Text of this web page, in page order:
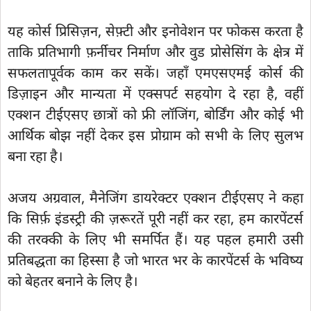
यह कोर्स प्रिसिज़न, सेफ़्टी और इनोवेशन पर फोकस करता है
ताकि प्रतिभागी फ़र्नीचर निर्माण और वुड प्रोसेसिंग के क्षेत्र में
सफलतापूर्वक काम कर सकें। जहाँ एमएसएमई कोर्स की
डिज़ाइन और मान्यता में एक्सपर्ट सहयोग दे रहा है, वहीं
एक्शन टीईएसए छात्रों को फ्री लॉजिंग, बोर्डिंग और कोई भी
आर्थिक बोझ नहीं देकर इस प्रोग्राम को सभी के लिए सुलभ
बना रहा है।
अजय अग्रवाल, मैनेजिंग डायरेक्टर एक्शन टीईएसए ने कहा
कि सिर्फ़ इंडस्ट्री की ज़रूरतें पूरी नहीं कर रहा, हम कारपेंटर्स
की तरक्की के लिए भी समर्पित हैं। यह पहल हमारी उसी
प्रतिबद्धता का हिस्सा है जो भारत भर के कारपेंटर्स के भविष्य
को बेहतर बनाने के लिए है।